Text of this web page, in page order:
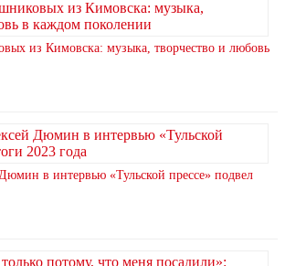
из Кимовска: музыка, творчество и любовь
в интервью «Тульской прессе» подвел